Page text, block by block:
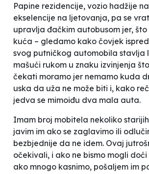
Papine rezidencije, vozio hadžije
ekselencije na ljetovanja, pa se
upravlja đačkim autobusom jer, što
kuća – gledamo kako čovjek
svog putničkog automobila stavlja
mašući rukom u znaku izvinjenja
čekati moramo jer nemamo kuda
uska da uža ne može biti i, kako
jedva se mimoiđu dva mala auta.
Imam broj mobitela nekoliko
javim im ako se zaglavimo ili
bezbjednije da ne idem. Ovaj
očekivali, i ako ne bismo mogli
ako mnogo kasnimo, pošaljem im